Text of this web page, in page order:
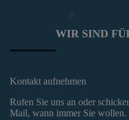
WIR SIND
Kontakt aufnehmen
Rufen Sie uns an oder
Mail, wann immer Sie wollen.